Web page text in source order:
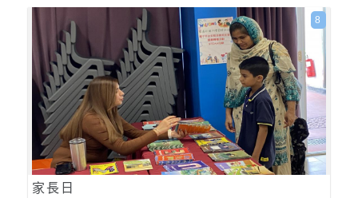
家長日
8